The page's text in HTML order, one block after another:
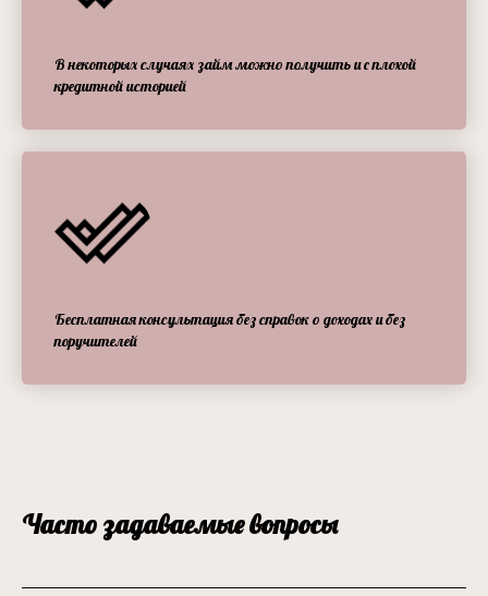
В некоторых случаях займ можно получить и с плохой
кредитной историей
Бесплатная консультация без справок о доходах и без
поручителей
Часто задаваемые вопросы